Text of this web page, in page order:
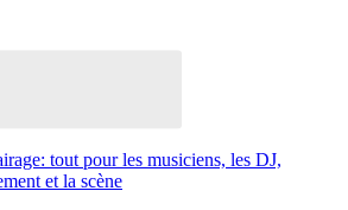
tout pour les musiciens, les DJ,
et la scène